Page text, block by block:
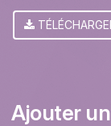
Ajouter